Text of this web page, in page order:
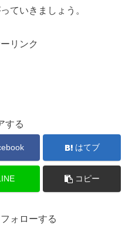
ていきましょう。
リンク
する
はてブ
コピー
ォローする